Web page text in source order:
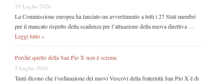
19 Luglio 2026
La Commissione europea ha lanciato un avvertimento a tutti i 27 Stati membri
per il mancato rispetto della scadenza per l’attuazione della nuova direttiva …
Leggi tutto »
Perché quello della San Pio X non è scisma
5 Luglio 2026
Tanti dicono che l’ordinazione dei nuovi Vescovi della fraternità San Pio X è di